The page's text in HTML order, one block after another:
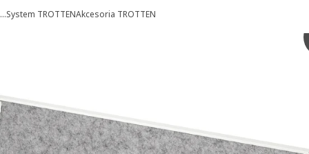
…System TROTTENAkcesoria TROTTEN